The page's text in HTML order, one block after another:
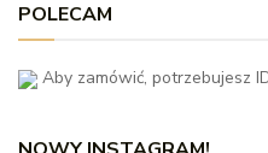
POLECAM
Aby zamówić, potrzebujesz